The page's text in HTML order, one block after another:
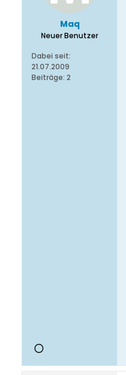
Maq
Neuer Benutzer
Dabei seit:
21.07.2009
Beiträge: 2